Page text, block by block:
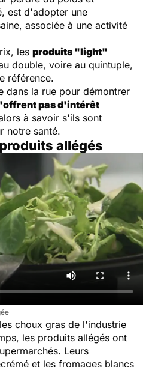
est d'adopter une
associée à une activité
les produits "light"
double, voire au quintuple,
référence.
dans la rue pour démontrer
pas d'intérêt
à savoir s'ils sont
notre santé.
allégés
choux gras de l'industrie
les produits allégés ont
Leurs
et les fromages blancs